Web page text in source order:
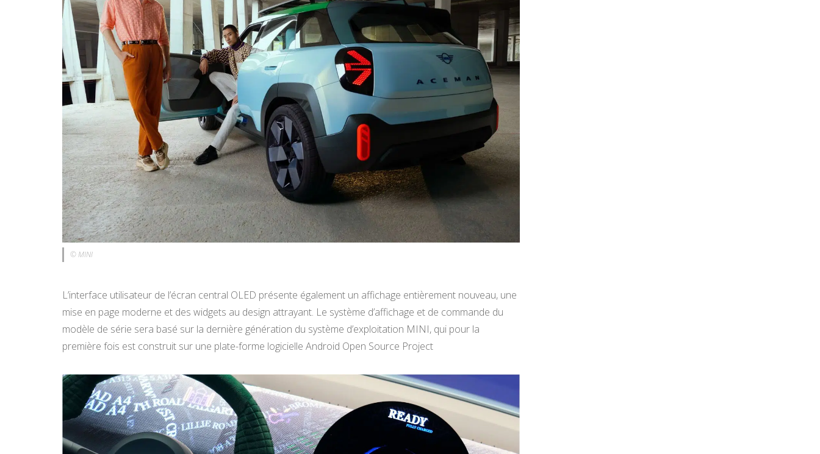
© MINI
L’interface utilisateur de l’écran central OLED présente également un affichage entièrement nouveau, une
mise en page moderne et des widgets au design attrayant. Le système d’affichage et de commande du
modèle de série sera basé sur la dernière génération du système d’exploitation MINI, qui pour la
première fois est construit sur une plate-forme logicielle Android Open Source Project